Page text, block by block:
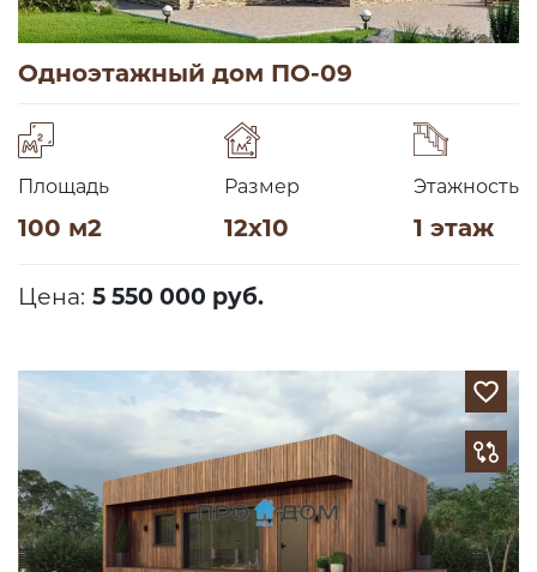
Одноэтажный дом ПО-09
Площадь
100 м2
Размер
12х10
Этажность
1 этаж
Цена: 5 550 000 руб.